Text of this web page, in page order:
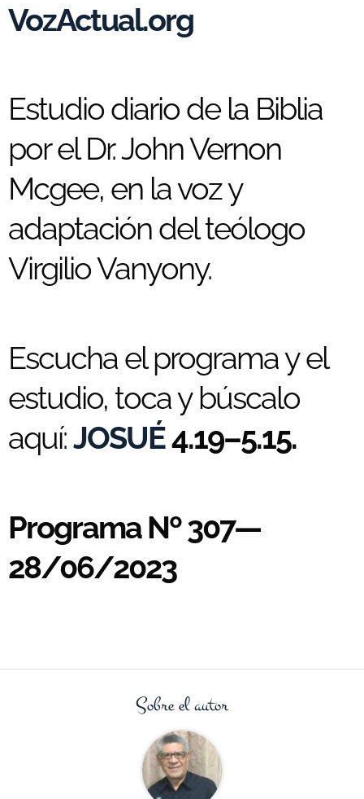
VozActual.org
Estudio diario de la Biblia
por el Dr. John Vernon
Mcgee, en la voz y
adaptación del teólogo
Virgilio Vanyony.
Escucha el programa y el
estudio, toca y búscalo
aquí:JOSUÉ4.19–5.15.
Programa Nº 307—
28/06/2023
Sobre el autor